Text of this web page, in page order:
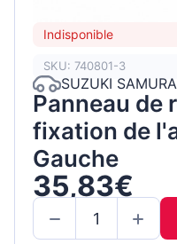
Indisponible
SKU: 740801-3
SUZUKI
Panneau de
fixation de
Gauche
35,83€